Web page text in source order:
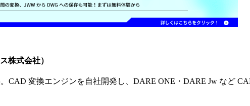
株式会社）
CAD 変換エンジンを自社開発し、DARE ONE・DARE Jw など